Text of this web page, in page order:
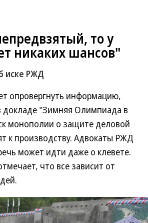
то у
никаких шансов"
иске РЖД
опровергнуть информацию,
"Зимняя Олимпиада в
монополии о защите деловой
к производству. Адвокаты РЖД
может идти даже о клевете.
что все зависит от